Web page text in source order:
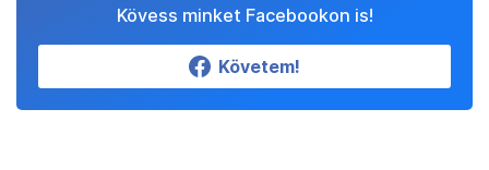
Kövess minket Facebookon is!
Követem!